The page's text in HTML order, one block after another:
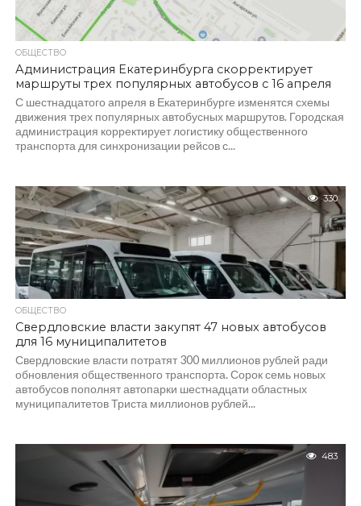
ОБЩЕСТВО
Администрация Екатеринбурга скорректирует
маршруты трех популярных автобусов с 16 апреля
С шестнадцатого апреля в Екатеринбурге изменятся схемы
движения трех популярных автобусных маршрутов. Городская
администрация корректирует логистику общественного
транспорта для синхронизации рейсов с...
330
ОБЩЕСТВО
Свердловские власти закупят 47 новых автобусов
для 16 муниципалитетов
Свердловские власти потратят 300 миллионов рублей ради
обновления общественного транспорта. Сорок семь новых
автобусов пополнят автопарки шестнадцати областных
муниципалитетов Триста миллионов рублей...
483